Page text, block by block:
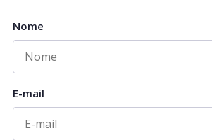
Nome
E-mail